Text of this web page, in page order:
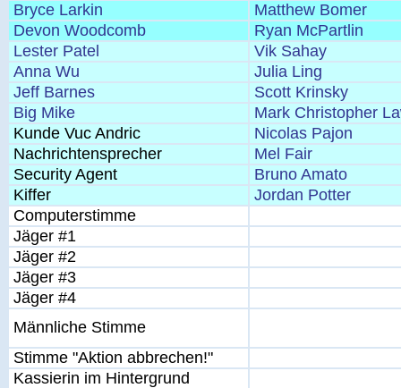
Bryce Larkin
Matthew Bomer
Devon Woodcomb
Ryan McPartlin
Lester Patel
Vik Sahay
Anna Wu
Julia Ling
Jeff Barnes
Scott Krinsky
Big Mike
Mark Christopher
Kunde Vuc Andric
Nicolas Pajon
Nachrichtensprecher
Mel Fair
Security Agent
Bruno Amato
Kiffer
Jordan Potter
Computerstimme
Jäger #1
Jäger #2
Jäger #3
Jäger #4
Männliche Stimme
Stimme "Aktion abbrechen!"
Kassierin im Hintergrund